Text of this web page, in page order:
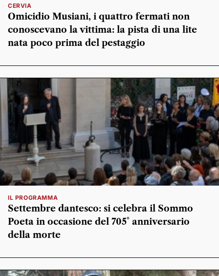
CERVIA
Omicidio Musiani, i quattro fermati non
conoscevano la vittima: la pista di una lite
nata poco prima del pestaggio
IL PROGRAMMA
Settembre dantesco: si celebra il Sommo
Poeta in occasione del 705° anniversario
della morte